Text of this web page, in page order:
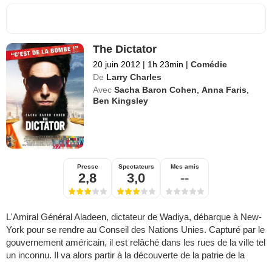
The Dictator
20 juin 2012 | 1h 23min | Comédie
De Larry Charles
Avec Sacha Baron Cohen,Anna Faris,
Ben Kingsley
Presse
2,8
Spectateurs
3,0
Mes amis
--
L'Amiral Général Aladeen, dictateur de Wadiya, débarque à New-
York pour se rendre au Conseil des Nations Unies. Capturé par le
gouvernement américain, il est relâché dans les rues de la ville tel
un inconnu. Il va alors partir à la découverte de la patrie de la